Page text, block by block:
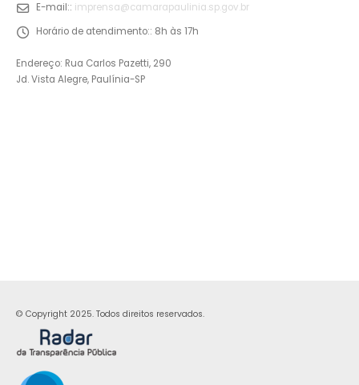
E-mail:: imprensa@camarapaulinia.sp.gov.br
Horário de atendimento:: 8h às 17h
Endereço: Rua Carlos Pazetti, 290
Jd. Vista Alegre, Paulínia-SP
© Copyright 2025. Todos direitos reservados.